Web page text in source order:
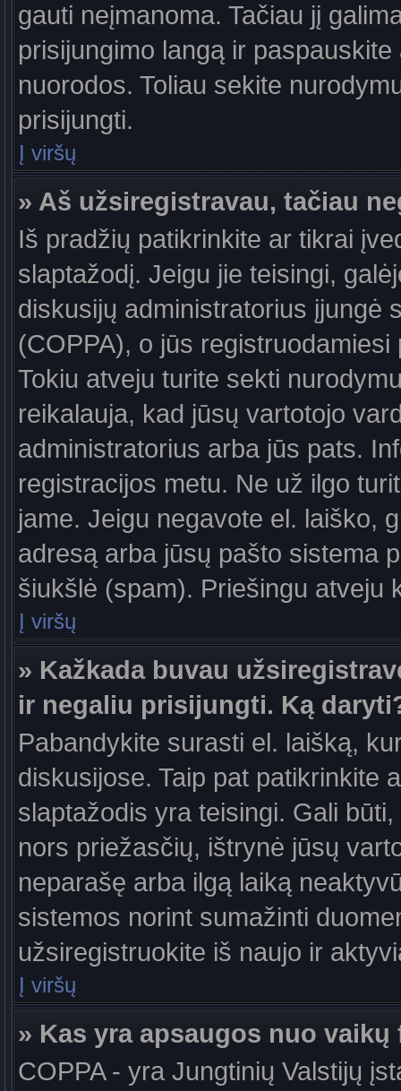
gauti neįmanoma. Tačiau jį
prisijungimo langą ir
nuorodos. Toliau sekite
prisijungti.
Į viršų
» Aš užsiregistravau, tačiau
Iš pradžių patikrinkite ar tikrai
slaptažodį. Jeigu jie teisingi,
diskusijų administratorius įjungė
(COPPA), o jūs
Tokiu atveju turite sekti
reikalauja, kad jūsų vartotojo
administratorius arba jūs pats.
registracijos metu. Ne už ilgo
jame. Jeigu negavote el. laiško,
adresą arba jūsų pašto sistema
šiukšlė (spam). Priešingu atveju
Į viršų
» Kažkada buvau
ir negaliu prisijungti. Ką
Pabandykite surasti el. laišką,
diskusijose. Taip pat patikrinkite
slaptažodis yra teisingi. Gali
nors priežasčių, ištrynė jūsų
neparašę arba ilgą laiką
sistemos norint sumažinti
užsiregistruokite iš naujo ir
Į viršų
» Kas yra apsaugos nuo vaikų
COPPA - yra Jungtinių Valstijų